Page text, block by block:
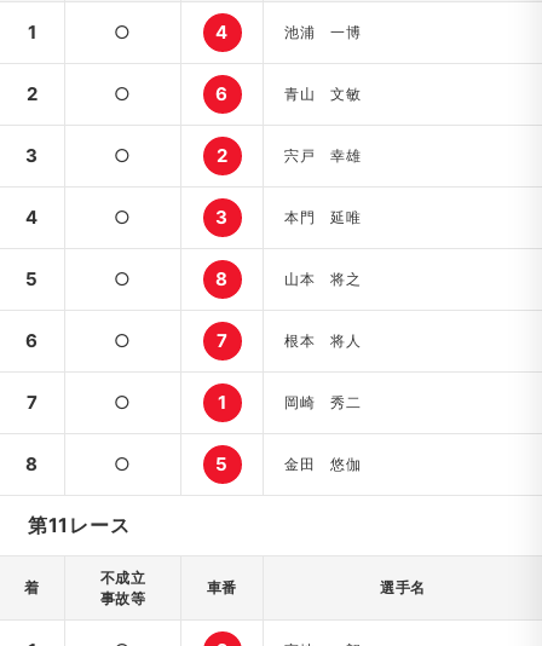
1 ○ 4 池浦 一博
2 ○ 6 青山 文敏
3 ○ 2 宍戸 幸雄
4 ○ 3 本門 延唯
5 ○ 8 山本 将之
6 ○ 7 根本 将人
7 ○ 1 岡崎 秀二
8 ○ 5 金田 悠伽
第11レース
着
不成立
事故等
車番 選手名